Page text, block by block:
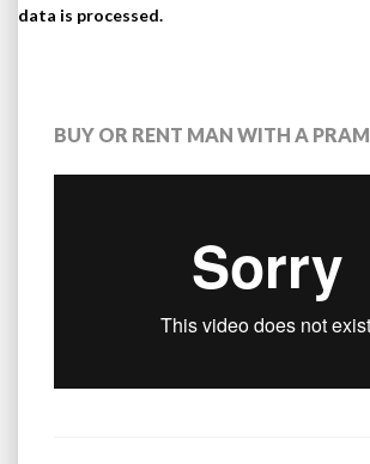
data is processed.
BUY OR RENT MAN WITH A PRAM